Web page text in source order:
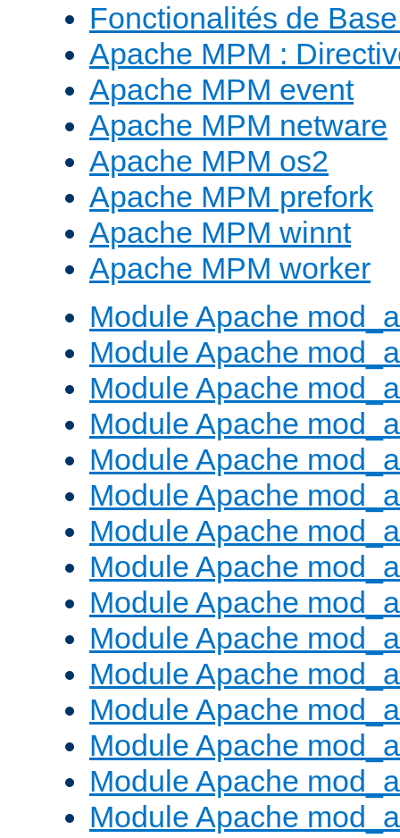
Fonctionalités de
Apache MPM :
Apache MPM event
Apache MPM netware
Apache MPM os2
Apache MPM prefork
Apache MPM winnt
Apache MPM worker
Module Apache
Module Apache
Module Apache
Module Apache
Module Apache
Module Apache
Module Apache
Module Apache
Module Apache
Module Apache
Module Apache
Module Apache
Module Apache
Module Apache
Module Apache